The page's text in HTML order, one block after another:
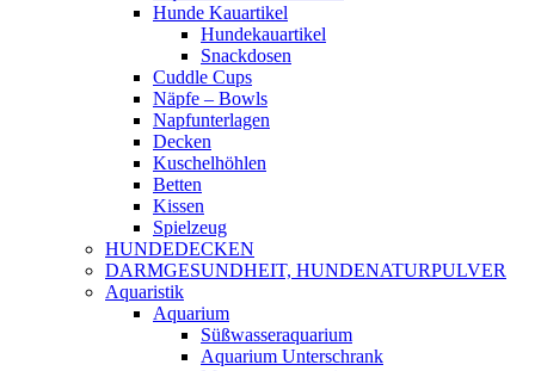
Hunde Kauartikel
Hundekauartikel
Snackdosen
Cuddle Cups
Näpfe – Bowls
Napfunterlagen
Decken
Kuschelhöhlen
Betten
Kissen
Spielzeug
HUNDEDECKEN
DARMGESUNDHEIT, HUNDENATURPULVER
Aquaristik
Aquarium
Süßwasseraquarium
Aquarium Unterschrank